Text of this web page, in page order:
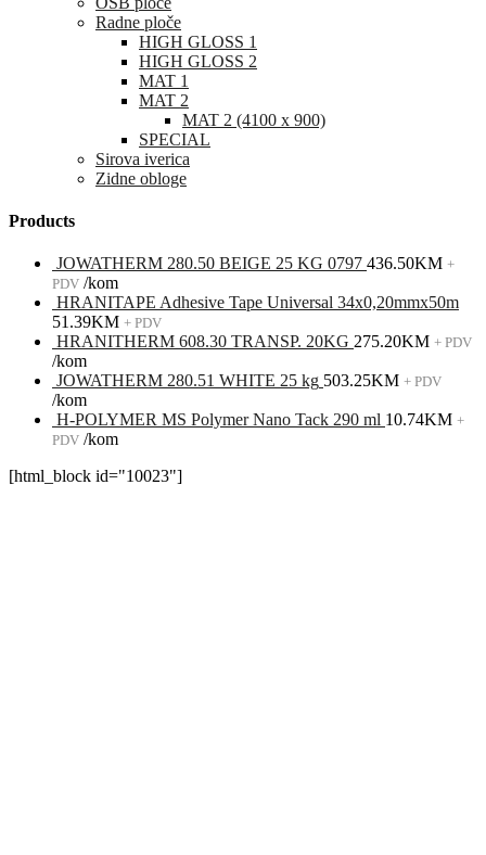
Radne ploče
HIGH GLOSS 1
HIGH GLOSS 2
MAT 1
MAT 2
MAT 2 (4100 x 900)
SPECIAL
Sirova iverica
Zidne obloge
Products
JOWATHERM 280.50 BEIGE 25 KG 0797 436.50KM +
PDV /kom
HRANITAPE Adhesive Tape Universal 34x0,20mmx50m
51.39KM + PDV
HRANITHERM 608.30 TRANSP. 20KG 275.20KM + PDV
/kom
JOWATHERM 280.51 WHITE 25 kg 503.25KM + PDV
/kom
H-POLYMER MS Polymer Nano Tack 290 ml 10.74KM +
PDV /kom
[html_block id="10023"]